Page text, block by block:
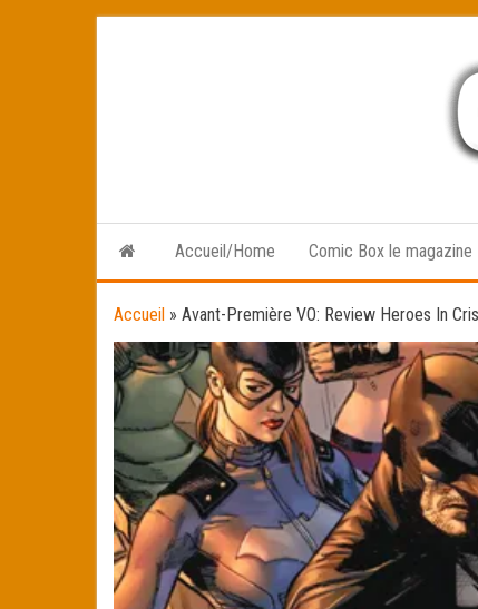
Accueil/Home Comic Box le magazine
Accueil » Avant-Première VO: Review Heroes In